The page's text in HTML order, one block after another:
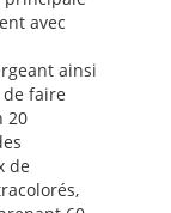
avec
ainsi
faire
20
de